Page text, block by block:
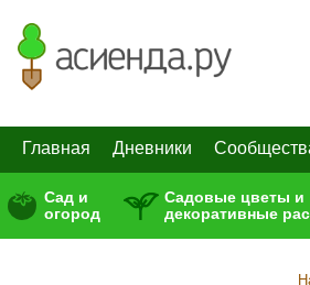
Главная Дневники
Сад и
огород
Садовые цветы и
декоративные